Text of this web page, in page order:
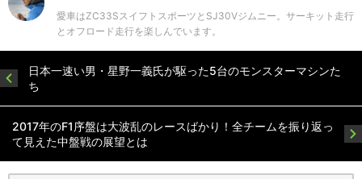
愛車はZC33SスイフトスポーツとSJ30Vジムニー。サーキット走行
とオフロード走行を楽しんでいます。
日本一速い男・星野一義氏が駆った5台のモンスターマシンた
ち
2017年のF1序盤は大波乱のレースばかり！全チームを振り返っ
て見えた中盤戦の展望とは